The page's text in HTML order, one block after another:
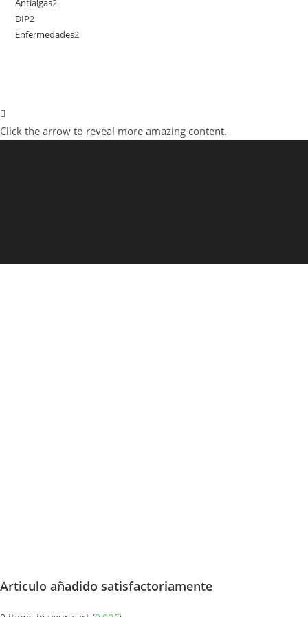
Antialgas22
DIP22
productos
Enfermedades22
Click the arrow to reveal more amazing content.
Articulo añadido satisfactoriamente